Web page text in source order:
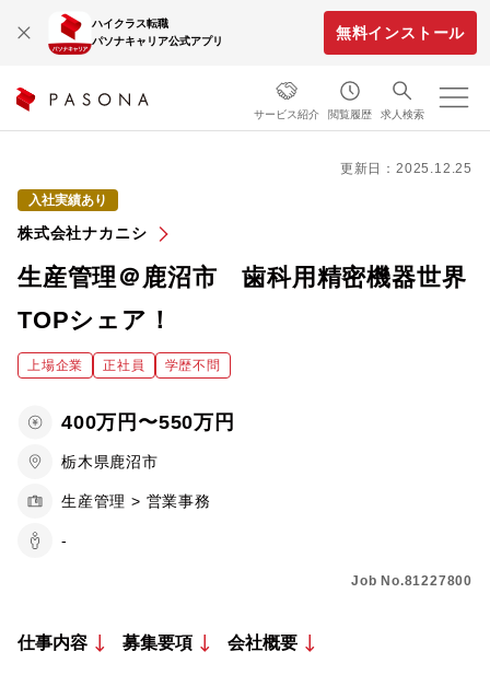
ハイクラス転職
パソナキャリア公式アプリ
無料インストール
サービス紹介 閲覧履歴 求人検索
更新日：2025.12.25
入社実績あり
株式会社ナカニシ
生産管理＠鹿沼市 歯科用精密機器世界
TOPシェア！
上場企業 正社員 学歴不問
400万円〜550万円
栃木県鹿沼市
生産管理 > 営業事務
-
Job No.81227800
仕事内容 募集要項 会社概要